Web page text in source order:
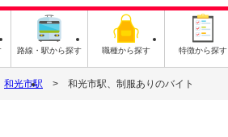
路線・駅から探す 職種から探す 特徴から探す
和光市駅 和光市駅、制服ありのバイト